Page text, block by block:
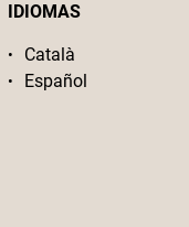
IDIOMAS
Català
Español